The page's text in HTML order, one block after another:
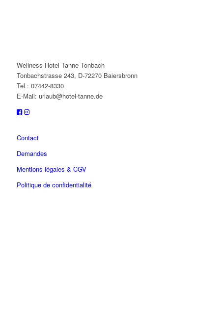
Wellness Hotel Tanne Tonbach
Tonbachstrasse 243, D-72270 Baiersbronn
Tel.: 07442-8330
E-Mail: urlaub@hotel-tanne.de
Contact
Demandes
Mentions légales & CGV
Politique de confidentialité